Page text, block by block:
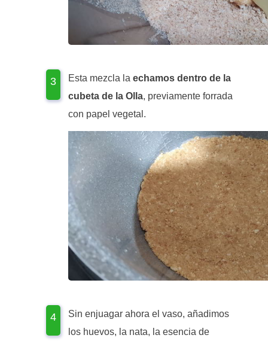
Esta mezcla la echamos dentro de la
cubeta de la Olla, previamente forrada
con papel vegetal.
Sin enjuagar ahora el vaso, añadimos
los huevos, la nata, la esencia de